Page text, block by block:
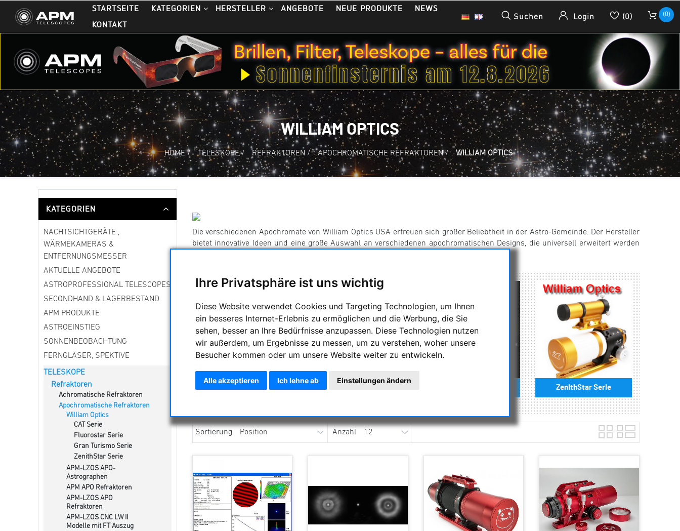
Ihre Privatsphäre ist uns wichtig
Diese Website verwendet Cookies und Targeting Technologien, um Ihnen
ein besseres Internet-Erlebnis zu ermöglichen und die Werbung, die Sie
sehen, besser an Ihre Bedürfnisse anzupassen. Diese Technologien nutzen
wir außerdem, um Ergebnisse zu messen, um zu verstehen, woher unsere
Besucher kommen oder um unsere Website weiter zu entwickeln.
Alle akzeptieren Ich lehne ab Einstellungen ändern
STARTSEITE KATEGORIEN HERSTELLER ANGEBOTE NEUE PRODUKTE
NEWS
KONTAKT
Suchen Login (0) (0)
WILLIAM OPTICS
HOME / TELESKOPE / REFRAKTOREN / APOCHROMATISCHE REFRAKTOREN / WILLIAM OPTICS
KATEGORIEN
NACHTSICHTGERÄTE ,
WÄRMEKAMERAS &
ENTFERNUNGSMESSER
AKTUELLE ANGEBOTE
ASTROPROFESSIONAL TELESCOPES
SECONDHAND & LAGERBESTAND
APM PRODUKTE
ASTROEINSTIEG
SONNENBEOBACHTUNG
FERNGLÄSER, SPEKTIVE
TELESKOPE
Refraktoren
Achromatische Refraktoren
Apochromatische Refraktoren
William Optics
CAT Serie
Fluorostar Serie
Gran Turismo Serie
ZenithStar Serie
APM-LZOS APO-
Astrographen
APM APO Refraktoren
APM-LZOS APO
Refraktoren
APM-LZOS CNC LW II
Modelle mit FT Auszug
Die verschiedenen Apochromate von William Optics USA erfreuen sich großer Beliebtheit in der Astro-Gemeinde. Der Hersteller
bietet innovative Ideen und eine große Auswahl an verschiedenen apochromatischen Designs, die universell erweitert werden
CAT Serie Fluorostar Serie ZenithStar Serie
Sortierung Anzahl